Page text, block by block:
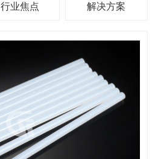
行业焦点 解决方案